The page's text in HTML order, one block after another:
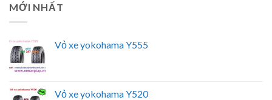
MỚI NHẤT
Vỏ xe yokohama Y555
Vỏ xe yokohama Y520